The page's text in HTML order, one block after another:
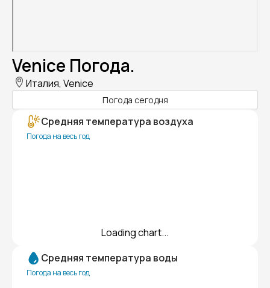
Venice Погода.
Италия, Venice
Погода сегодня
Средняя температура воздуха
Погода на весь год
Loading chart...
Средняя температура воды
Погода на весь год